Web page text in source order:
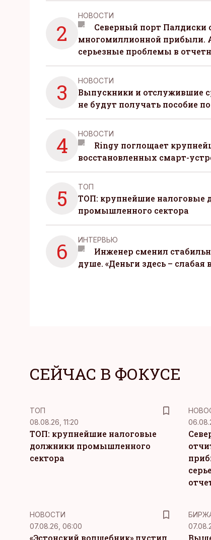
2
НОВОСТИ
Северный порт Палдиски
многомиллионной прибыли.
серьезные проблемы в
3 НОВОСТИ
Выпускники и отслужившие
не будут получать пособие
4 НОВОСТИ
Ringy поглощает
восстановленных смарт-
5 ТОП
ТОП: крупнейшие налоговые
промышленного сектора
6 ИНТЕРВЬЮ
Инженер сменил
душе. «Деньги здесь – слабая
СЕЙЧАС В ФОКУСЕ
ТОП
08.08.26, 11:20
ТОП: крупнейшие налоговые
должники промышленного
сектора
НОВОСТИ
07.08.26, 06:00
«Эстонский волшебник» пустил